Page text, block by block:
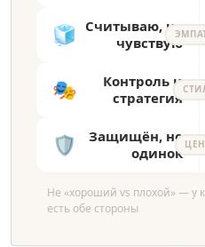
Считываю, не
чувствую
🧊
Контроль и
стратегия
🎭
Защищён, но
одинок
🛡️
Не «хороший vs плохой» — у
есть обе стороны